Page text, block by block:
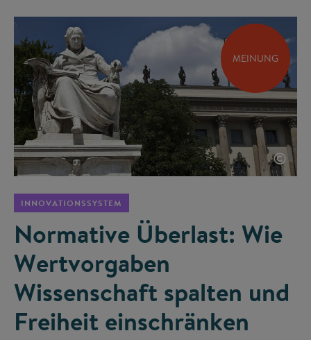
MEINUNG
©
INNOVATIONSSYSTEM
Normative Überlast: Wie
Wertvorgaben
Wissenschaft spalten und
Freiheit einschränken